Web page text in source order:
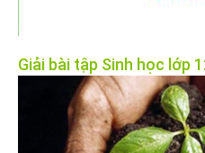
Giải bài tập Sinh học lớp